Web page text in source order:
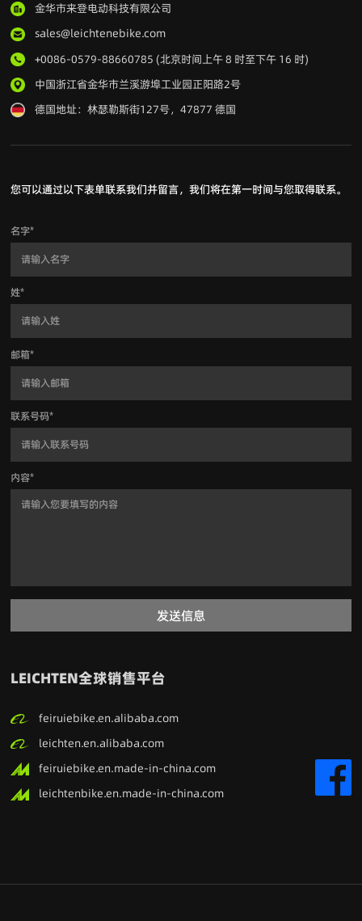
金华市来登电动科技有限公司
sales@leichtenebike.com
+0086-0579-88660785 (北京时间上午 8 时至下午 16 时)
中国浙江省金华市兰溪游埠工业园正阳路2号
德国地址：林瑟勒斯街127号，47877 德国
您可以通过以下表单联系我们并留言，我们将在第一时间与您取得联系。
名字*
姓*
邮箱*
联系号码*
内容*
发送信息
LEICHTEN全球销售平台
feiruiebike.en.alibaba.com
leichten.en.alibaba.com
feiruiebike.en.made-in-china.com
leichtenbike.en.made-in-china.com